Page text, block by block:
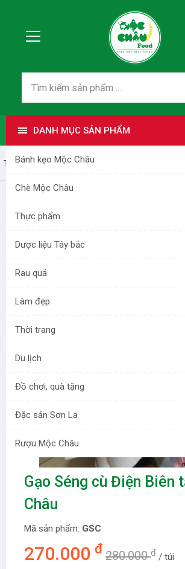
DANH MỤC SẢN PHẨM
Bánh kẹo Mộc Châu
Chè Mộc Châu
Thực phẩm
Dược liệu Tây bắc
Rau quả
Làm đẹp
Thời trang
Du lịch
Đồ chơi, quà tặng
Đặc sản Sơn La
Rượu Mộc Châu
Trang nhất Thực phẩm
Gạo Séng cù Điện Biên
Châu
Mã sản phẩm: GSC
270.000 đ280.000đ / túi